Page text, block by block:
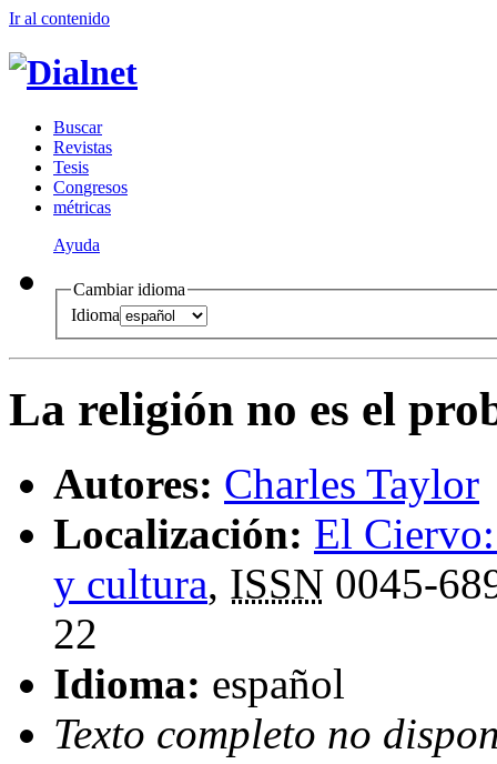
Ir al contenido
Buscar
Revistas
Tesis
Congresos
métricas
Ayuda
Cambiar idioma
Idioma
La religión no es el
Autores: Charles Taylor
Localización: El
y cultura, ISSN 0045-
22
Idioma: español
Texto completo no